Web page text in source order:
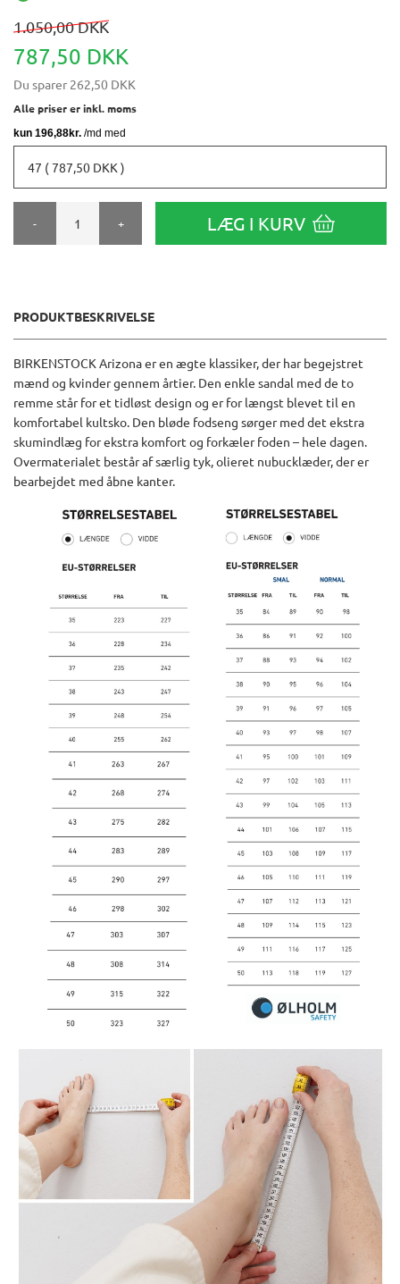
1.050,00 DKK
787,50 DKK
Du sparer 262,50 DKK
Alle priser er inkl. moms
47 ( 787,50 DKK )
- + LÆG I KURV
PRODUKTBESKRIVELSE
BIRKENSTOCK Arizona er en ægte klassiker, der har begejstret
mænd og kvinder gennem årtier. Den enkle sandal med de to
remme står for et tidløst design og er for længst blevet til en
komfortabel kultsko. Den bløde fodseng sørger med det ekstra
skumindlæg for ekstra komfort og forkæler foden – hele dagen.
Overmaterialet består af særlig tyk, olieret nubucklæder, der er
bearbejdet med åbne kanter.